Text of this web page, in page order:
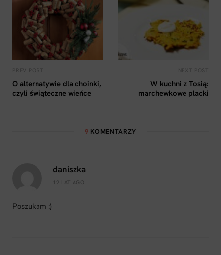
O alternatywie dla choinki,
czyli świąteczne wieńce
W kuchni z Tosią:
marchewkowe placki
9 KOMENTARZY
daniszka
12 LAT AGO
Poszukam :)